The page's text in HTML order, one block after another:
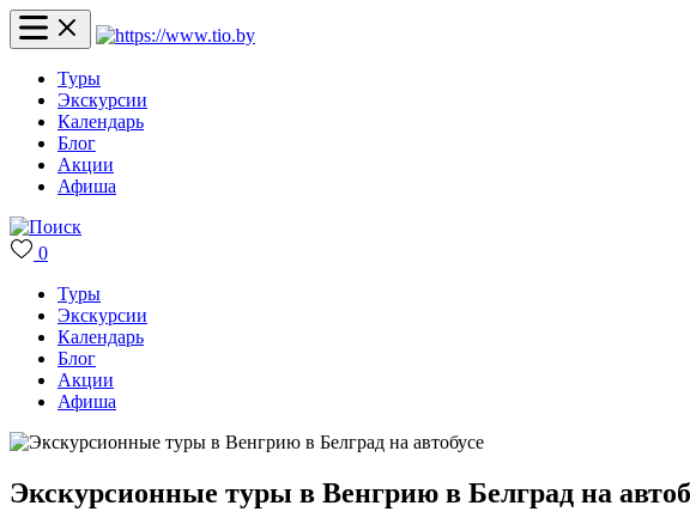
Туры
Экскурсии
Календарь
Блог
Акции
Афиша
0
Туры
Экскурсии
Календарь
Блог
Акции
Афиша
Экскурсионные туры в Венгрию в Белград на